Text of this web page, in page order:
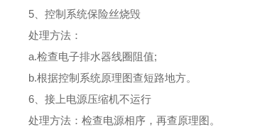
5、控制系统保险丝烧毁
处理方法：
a.检查电子排水器线圈阻值;
b.根据控制系统原理图查短路地方。
6、接上电源压缩机不运行
处理方法：检查电源相序，再查原理图。